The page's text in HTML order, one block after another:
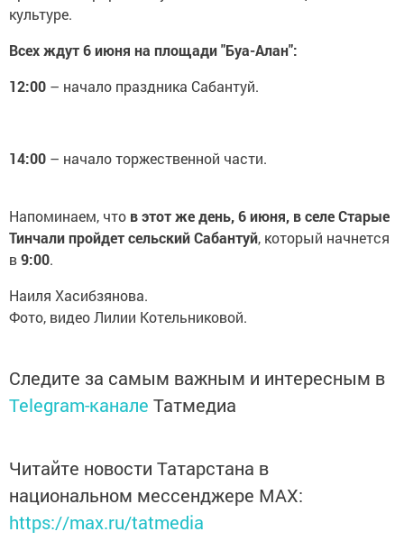
культуре.
Всех ждут 6 июня на площади "Буа-Алан":
12:00 – начало праздника Сабантуй.
14:00 – начало торжественной части.
Напоминаем, что в этот же день, 6 июня, в селе Старые
Тинчали пройдет сельский Сабантуй, который начнется
в9:00.
Наиля Хасибзянова.
Фото, видео Лилии Котельниковой.
Следите за самым важным и интересным в
Telegram-канале Татмедиа
Читайте новости Татарстана в
национальном мессенджере MАХ:
https://max.ru/tatmedia